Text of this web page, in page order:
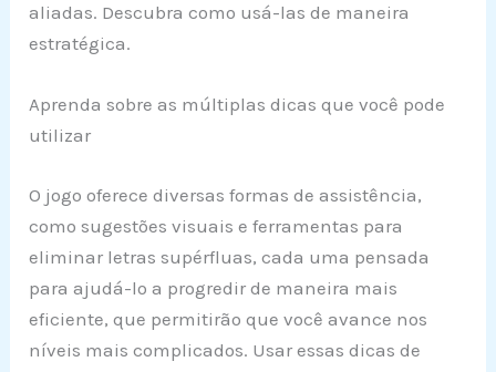
aliadas. Descubra como usá-las de maneira
estratégica.
Aprenda sobre as múltiplas dicas que você pode
utilizar
O jogo oferece diversas formas de assistência,
como sugestões visuais e ferramentas para
eliminar letras supérfluas, cada uma pensada
para ajudá-lo a progredir de maneira mais
eficiente, que permitirão que você avance nos
níveis mais complicados. Usar essas dicas de